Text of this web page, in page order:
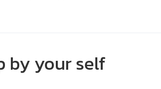
by your self